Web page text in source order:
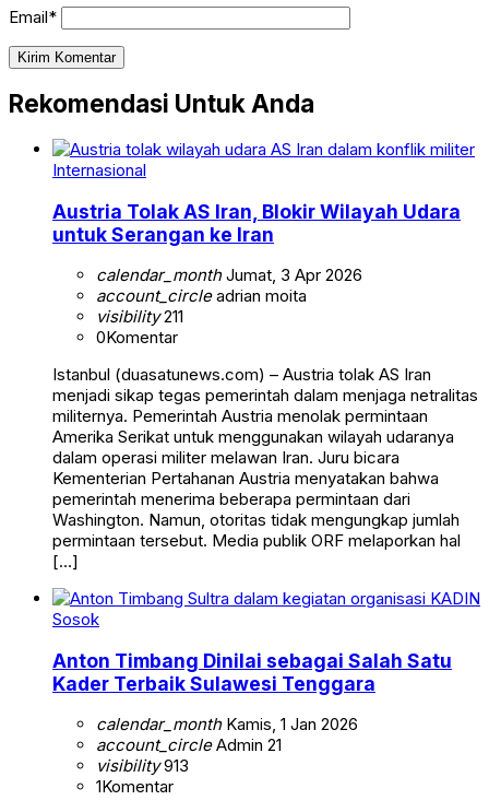
Email*
Rekomendasi Untuk Anda
Internasional
Austria Tolak AS Iran, Blokir Wilayah Udara
untuk Serangan ke Iran
calendar_monthJumat, 3 Apr 2026
account_circleadrian moita
visibility211
0Komentar
Istanbul (duasatunews.com) – Austria tolak AS Iran
menjadi sikap tegas pemerintah dalam menjaga netralitas
militernya. Pemerintah Austria menolak permintaan
Amerika Serikat untuk menggunakan wilayah udaranya
dalam operasi militer melawan Iran. Juru bicara
Kementerian Pertahanan Austria menyatakan bahwa
pemerintah menerima beberapa permintaan dari
Washington. Namun, otoritas tidak mengungkap jumlah
permintaan tersebut. Media publik ORF melaporkan hal
[…]
Sosok
Anton Timbang Dinilai sebagai Salah Satu
Kader Terbaik Sulawesi Tenggara
calendar_monthKamis, 1 Jan 2026
account_circleAdmin 21
visibility913
1Komentar